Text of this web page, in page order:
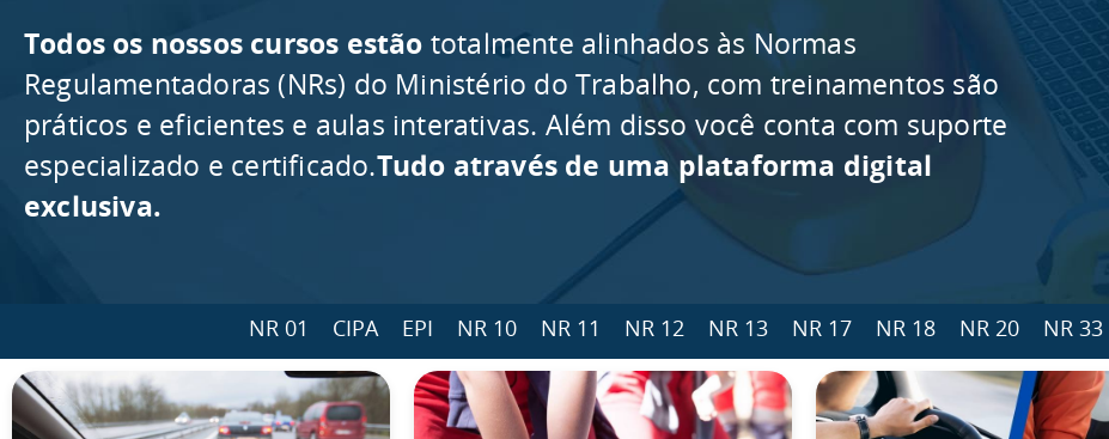
Todos os nossos cursos estão totalmente alinhados às Normas
Regulamentadoras (NRs) do Ministério do Trabalho, com treinamentos são
práticos e eficientes e aulas interativas. Além disso você conta com suporte
especializado e certificado.Tudo através de uma plataforma digital
exclusiva.
NR 01 CIPA EPI NR 10 NR 11 NR 12 NR 13 NR 17 NR 18 NR 20 NR 33